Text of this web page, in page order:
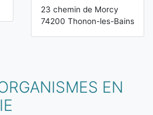
23 chemin de Morcy
74200 Thonon-les-Bains
EN